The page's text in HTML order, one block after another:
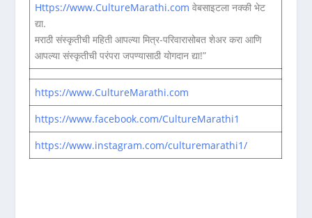
Https://www.CultureMarathi.com वेबसाइटला नक्की भेट
द्या.
मराठी संस्कृतीची महिती आपल्या मित्र-परिवारासोबत शेअर करा आणि
आपल्या संस्कृतीची परंपरा जपण्यासाठी योगदान द्या!”
https://www.CultureMarathi.com
https://www.facebook.com/CultureMarathi1
https://www.instagram.com/culturemarathi1/